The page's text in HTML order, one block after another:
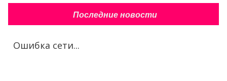
Последние новости
Ошибка сети...